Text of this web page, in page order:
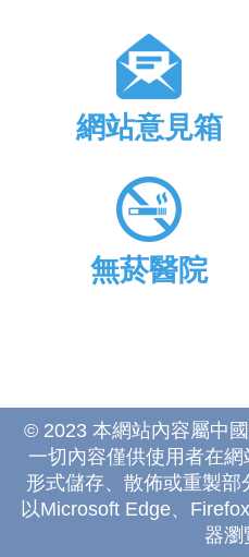
網站意見箱
無菸醫院
© 2023 本網站內容屬中
一切內容僅供使用者在
形式儲存、散佈或重製
以Microsoft Edge、
器瀏